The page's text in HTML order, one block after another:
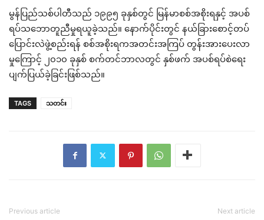
မွန်ပြည်သစ်ပါတီသည် ၁၉၉၅ ခုနှစ်တွင် မြန်မာစစ်အစိုးရနှင့် အပစ်
ရပ်သဘောတူညီမှုရယူခဲ့သည်။ နောက်ပိုင်းတွင် နယ်ခြားစောင့်တပ်
ပြောင်းလဲဖွဲ့စည်းရန် စစ်အစိုးရကအတင်းအကြပ် တွန်းအားပေးလာ
မှုကြောင့် ၂၀၁၀ ခုနှစ် စက်တင်ဘာလတွင် နှစ်ဖက် အပစ်ရပ်စဲရေး
ပျက်ပြယ်ခဲ့ခြင်းဖြစ်သည်။
TAGS သတင်း
Previous article Next article